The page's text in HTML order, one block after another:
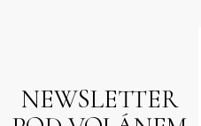
NEWSLETTER